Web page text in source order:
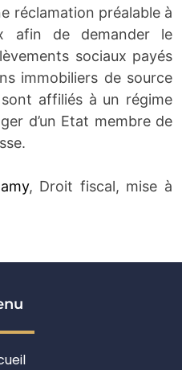
réclamation préalable à
afin de demander le
sociaux payés
immobiliers de source
affiliés à un régime
d’un Etat membre de
, Droit fiscal, mise à